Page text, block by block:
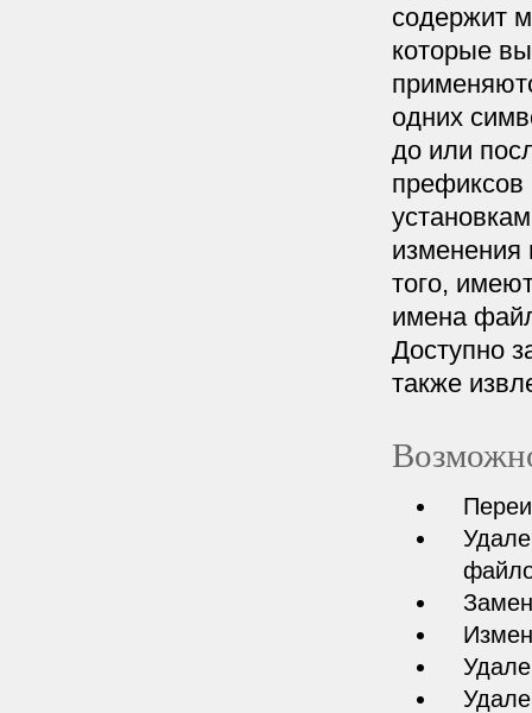
содержит
которые
одних
до или
изменения
того,
имена
Доступно
также